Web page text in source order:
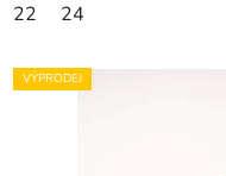
22 24
VÝPRODEJ